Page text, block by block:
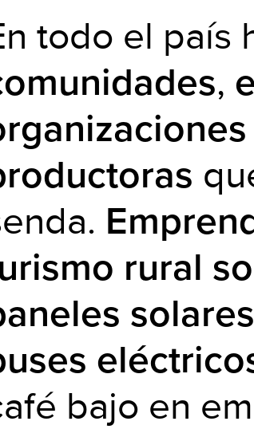
todo el país
,
rural
solares
bajo en